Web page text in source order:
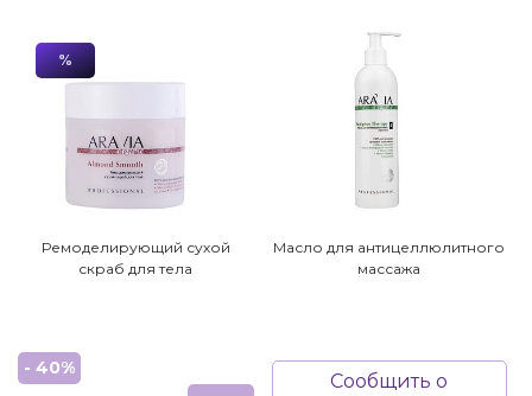
%
Ремоделирующий сухой
скраб для тела
- 40%
Масло для антицеллюлитного
массажа
Сообщить о